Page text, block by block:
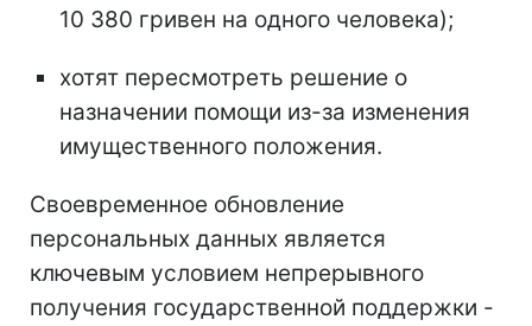
10 380 гривен на одного человека);
хотят пересмотреть решение о
назначении помощи из-за изменения
имущественного положения.
Своевременное обновление
персональных данных является
ключевым условием непрерывного
получения государственной поддержки -